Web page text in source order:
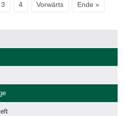
3 4 Vorwärts Ende »